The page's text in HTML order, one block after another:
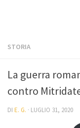
STORIA
La guerra
contro
DI E. G. · LUGLIO 31, 2020